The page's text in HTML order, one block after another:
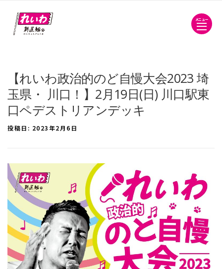
メニュー
【れいわ政治的のど自慢大会2023 埼
玉県・ 川口！】2月19日(日) 川口駅東
口ペデストリアンデッキ
投稿日: 2023年2月6日